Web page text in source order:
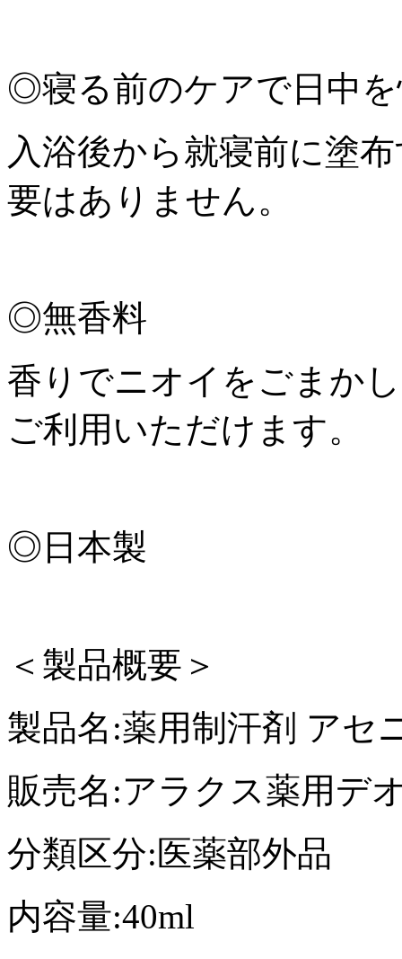
◎寝る前のケアで日中
入浴後から就寝前に塗
要はありません。
◎無香料
香りでニオイをごまか
ご利用いただけます。
◎日本製
＜製品概要＞
製品名:薬用制汗剤 アセ
販売名:アラクス薬用デ
分類区分:医薬部外品
内容量:40ml